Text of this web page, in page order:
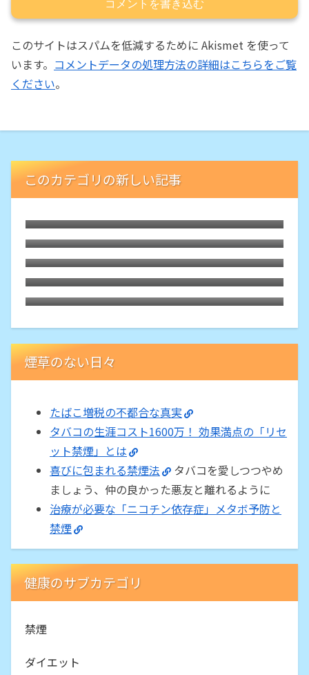
コメントを書き込む
このサイトはスパムを低減するために Akismet を使って
います。 コメントデータの処理方法の詳細はこちらをご覧
ください。
このカテゴリの新しい記事
5日前に禁煙12年。もはや過去喫煙してた
初めてコロナ陽性になったので症状を記録
テニスラケットの元グリップを交換
最後の飲酒から約50日、この機会に断酒し
てみます
禁煙7年。禁酒始めました。
煙草のない日々
たばこ増税の不都合な真実
タバコの生涯コスト1600万！ 効果満点の「リセ
ット禁煙」とは
喜びに包まれる禁煙法
タバコを愛しつつやめ
ましょう、仲の良かった悪友と離れるように
治療が必要な「ニコチン依存症」メタボ予防と
禁煙
健康のサブカテゴリ
禁煙
ダイエット